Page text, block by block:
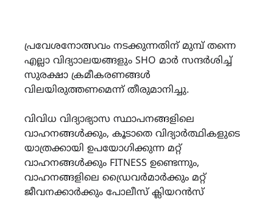
പ്രവേശനോത്സവം നടക്കുന്നതിന് മുമ്പ് തന്നെ
എല്ലാ വിദ്യാാലയങ്ങളും SHO മാർ സന്ദർശിച്ച്
സുരക്ഷാ ക്രമീകരണങ്ങൾ
വിലയിരുത്തണമെന്ന് തീരുമാനിച്ചു.
വിവിധ വിദ്യാഭ്യാസ സ്ഥാപനങ്ങളിലെ
വാഹനങ്ങൾക്കും, കൂടാതെ വിദ്യാർത്ഥികളുടെ
യാത്രക്കായി ഉപയോഗിക്കുന്ന മറ്റ്
വാഹനങ്ങൾക്കും FITNESS ഉണ്ടെന്നും,
വാഹനങ്ങളിലെ ഡ്രൈവർമാർക്കും മറ്റ്
ജീവനക്കാർക്കും പോലീസ് ക്ലിയറൻസ്